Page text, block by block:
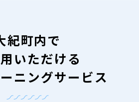
紀町内で
いただける
ニングサービス